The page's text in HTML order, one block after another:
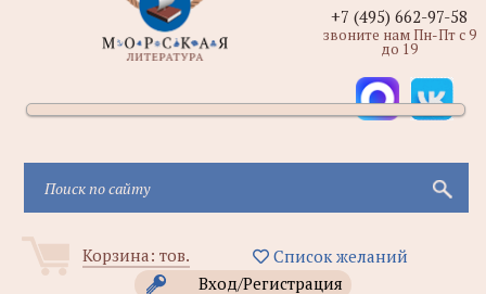
Корзина: тов.
Список желаний
Вход/Регистрация
+7 (495) 662-97-58
звоните нам Пн-Пт с 9
до 19